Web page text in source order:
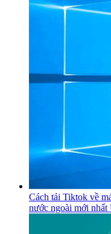
Cách tải Tiktok về
nước ngoài mới nhất